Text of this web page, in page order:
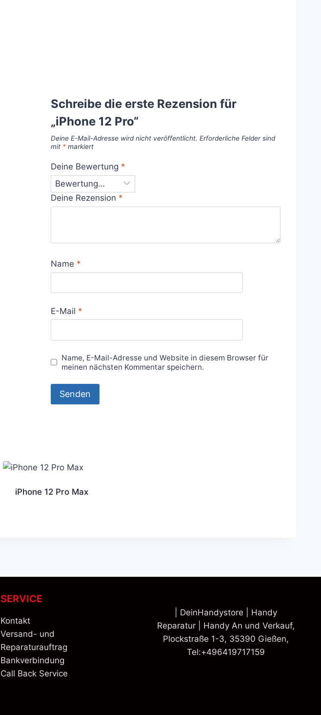
Schreibe die erste Rezension für
„iPhone 12 Pro“
Deine E-Mail-Adresse wird nicht veröffentlicht. Erforderliche Felder sind
mit *markiert
Deine Bewertung *
Deine Rezension *
Name *
E-Mail *
Name, E-Mail-Adresse und Website in diesem Browser für
meinen nächsten Kommentar speichern.
iPhone 12 Pro Max
SERVICE
Kontakt
Versand- und
Reparaturauftrag
Bankverbindung
Call Back Service
| DeinHandystore | Handy
Reparatur | Handy An und Verkauf,
Plockstraße 1-3, 35390 Gießen,
Tel:+496419717159